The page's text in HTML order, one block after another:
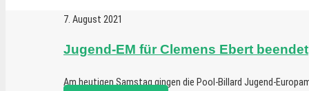
7. August 2021
Jugend-EM für Clemens Ebert beendet
Am heutigen Samstag gingen die Pool-Billard Jugend-